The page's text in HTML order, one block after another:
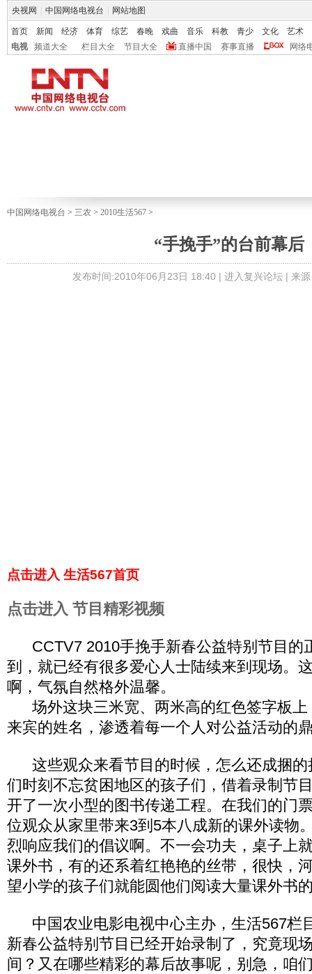
央视网 中国网络电视台 网站地图
首页 新闻 经济 体育 综艺 春晚 戏曲 音乐 科教 青少 文化
艺术
电视
频道大全 栏目大全 节目大全 直播中国 赛事直播 网络
中国网络电视台 > 三农 > 2010生活567 >
“手挽手”的台前幕后
发布时间:2010年06月23日 18:40 | 进入复兴论坛| 来源
点击进入 生活567首页
点击进入 节目精彩视频
CCTV7 2010手挽手新春公益特别节目的
到，就已经有很多爱心人士陆续来到现场。
啊，气氛自然格外温馨。
场外这块三米宽、两米高的红色签字板上
来宾的姓名，渗透着每一个人对公益活动的
这些观众来看节目的时候，怎么还成捆的
们时刻不忘贫困地区的孩子们，借着录制节
开了一次小型的图书传递工程。在我们的门
位观众从家里带来3到5本八成新的课外读物
烈响应我们的倡议啊。不一会功夫，桌子上
课外书，有的还系着红艳艳的丝带，很快，
望小学的孩子们就能圆他们阅读大量课外书
中国农业电影电视中心主办，生活567栏
新春公益特别节目已经开始录制了，究竟现
间？又在哪些精彩的幕后故事呢，别急，咱